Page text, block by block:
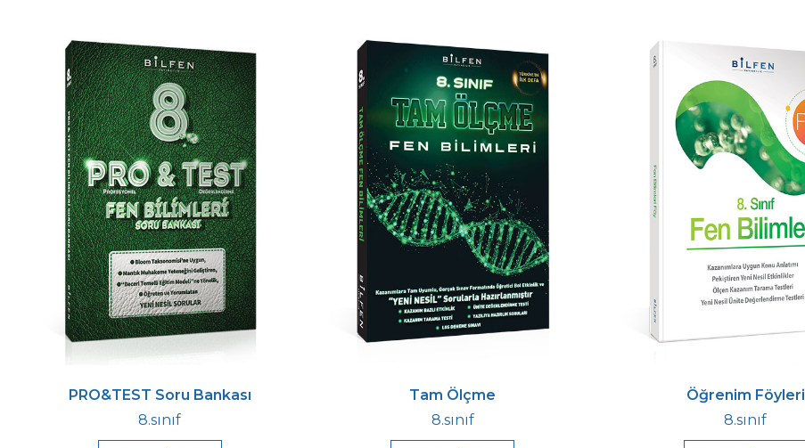
PRO&TEST Soru Bankası
8.sınıf
Tam Ölçme
8.sınıf
Öğrenim Föyleri
8.sınıf